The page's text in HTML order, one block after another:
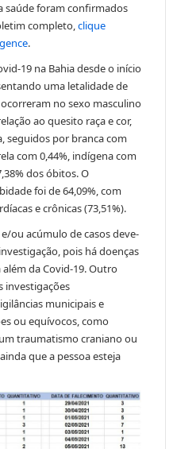
saúde foram confirmados
completo,clique
.
19 na Bahia desde o início
uma letalidade de
no sexo masculino
ao quesito raça e cor,
seguidos por branca com
com 0,44%, indígena com
dos óbitos. O
foi de 64,09%, com
e crônicas (73,51%).
ou acúmulo de casos deve-
pois há doenças
da Covid-19. Outro
investigações
municipais e
ou equívocos, como
traumatismo craniano ou
que a pessoa esteja